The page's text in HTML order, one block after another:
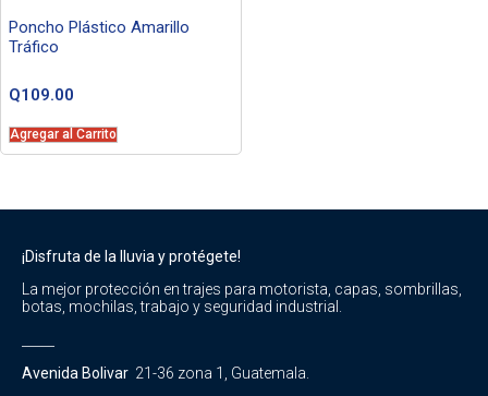
Poncho Plástico Amarillo
Tráfico
Q109.00
Agregar al Carrito
¡Disfruta de la lluvia y protégete!
La mejor protección en trajes para motorista, capas, sombrillas,
botas, mochilas, trabajo y seguridad industrial.
Avenida Bolivar 21-36 zona 1, Guatemala.